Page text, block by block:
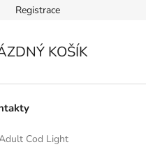
Registrace
KOŠÍK
Cod Light